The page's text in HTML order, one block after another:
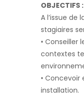
OBJECTIFS :
A l’issue de
stagiaires
• Conseiller
contextes
•
installation.